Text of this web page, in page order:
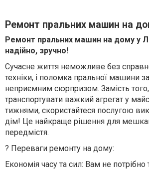
Ремонт пральних машин на
Ремонт пральних машин на дому у
надійно, зручно!
Сучасне життя неможливе без
техніки, і поломка пральної машини
неприємним сюрпризом. Замість
транспортувати важкий агрегат у
тижнями, скористайтеся послугою
дім! Це найкраще рішення для
передмістя.
? Переваги ремонту на дому:
Економія часу та сил: Вам не потрібно